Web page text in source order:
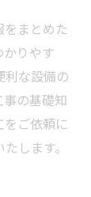
まとめた
りやす
利な設備の
の基礎知
ご依頼に
します。